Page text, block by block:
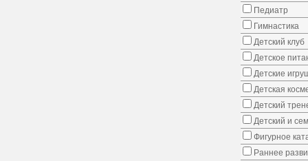
Педиатр
Гимнастика
Детский клуб
Детское
Детские
Детская
Детский
Детский и
Фигурное
Раннее